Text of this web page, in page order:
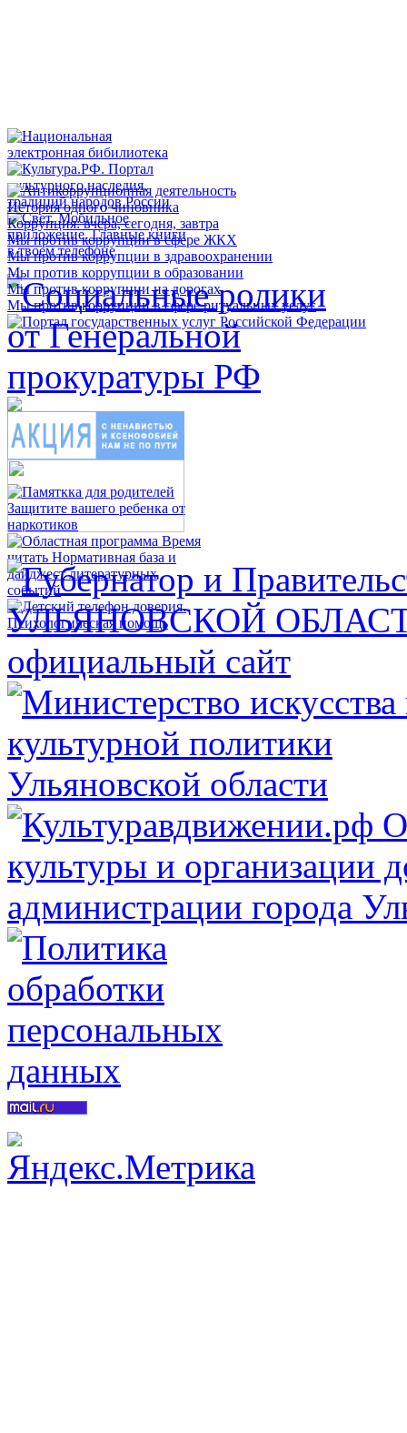
История одного чиновника
Коррупция: вчера, сегодня, завтра
Мы против коррупции в сфере ЖКХ
Мы против коррупции в здравоохранении
Мы против коррупции в образовании
Мы против коррупции на дорогах
Мы против коррупции в сфере ритуальных услуг